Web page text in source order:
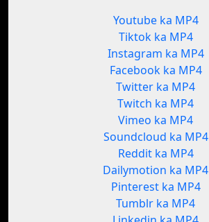
Youtube ka MP4
Tiktok ka MP4
Instagram ka MP4
Facebook ka MP4
Twitter ka MP4
Twitch ka MP4
Vimeo ka MP4
Soundcloud ka MP4
Reddit ka MP4
Dailymotion ka MP4
Pinterest ka MP4
Tumblr ka MP4